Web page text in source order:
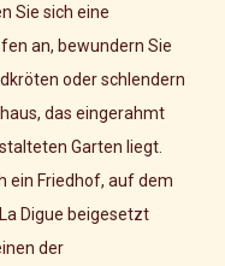
Sie sich eine
an, bewundern Sie
oder schlendern
das eingerahmt
Garten liegt.
ein Friedhof, auf dem
Digue beigesetzt
der